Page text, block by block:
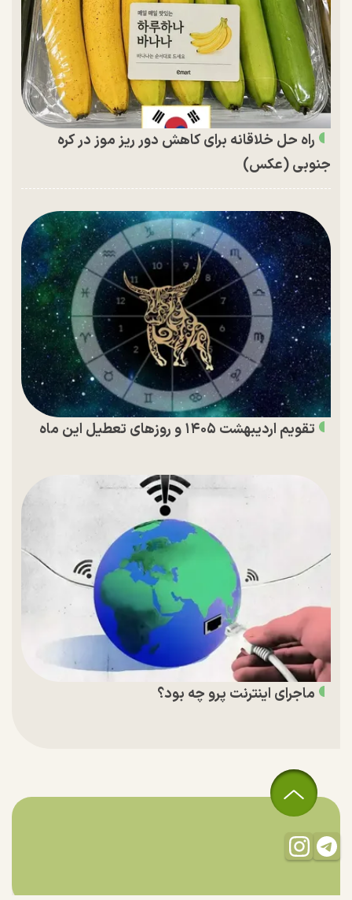
راه حل خلاقانه برای کاهش دور ریز موز در کره
جنوبی (عکس)
تقویم اردیبهشت ۱۴۰۵ و روز‌های تعطیل این ماه
ماجرای اینترنت پرو چه بود؟